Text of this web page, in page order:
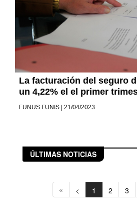
La facturación del seguro
un 4,22% el el primer
FUNUS FUNIS | 21/04/2023
ÚLTIMAS NOTICIAS
« < 1 2 3